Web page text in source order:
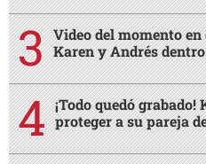
Video del momento
Karen y Andrés
¡Todo quedó
proteger a su pareja